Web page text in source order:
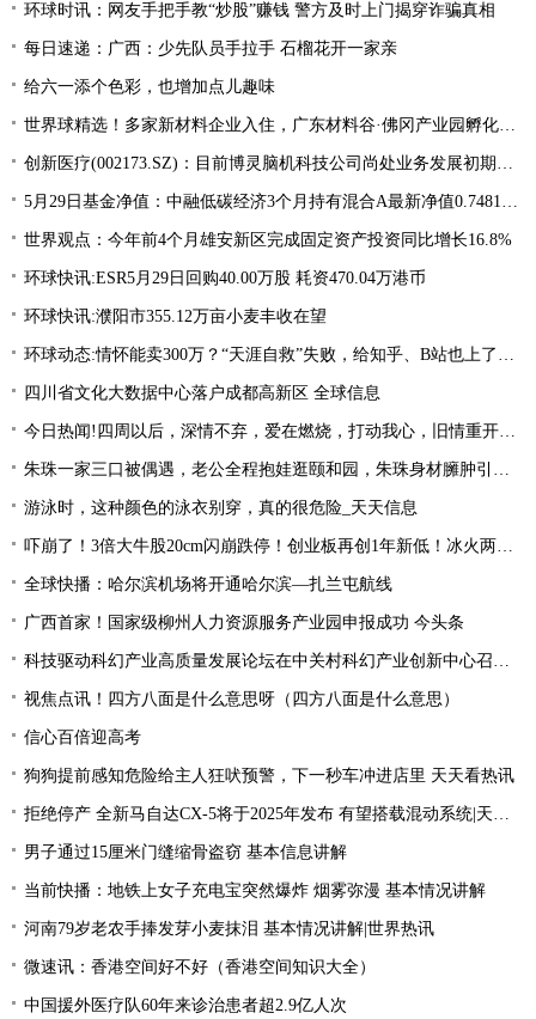
环球时讯：网友手把手教“炒股”赚钱 警方及时上门揭穿诈骗真相
每日速递：广西：少先队员手拉手 石榴花开一家亲
给六一添个色彩，也增加点儿趣味
世界球精选！多家新材料企业入住，广东材料谷·佛冈产业园孵化器开业
创新医疗(002173.SZ)：目前博灵脑机科技公司尚处业务发展初期阶段 热议
5月29日基金净值：中融低碳经济3个月持有混合A最新净值0.7481，涨0.79%
世界观点：今年前4个月雄安新区完成固定资产投资同比增长16.8%
环球快讯:ESR5月29日回购40.00万股 耗资470.04万港币
环球快讯:濮阳市355.12万亩小麦丰收在望
环球动态:情怀能卖300万？“天涯自救”失败，给知乎、B站也上了一课
四川省文化大数据中心落户成都高新区 全球信息
今日热闻!四周以后，深情不弃，爱在燃烧，打动我心，旧情重开，终相拥复合
朱珠一家三口被偶遇，老公全程抱娃逛颐和园，朱珠身材臃肿引争议_天天热推荐
游泳时，这种颜色的泳衣别穿，真的很危险_天天信息
吓崩了！3倍大牛股20cm闪崩跌停！创业板再创1年新低！冰火两重天行情，该如何把握？ 今日快讯
全球快播：哈尔滨机场将开通哈尔滨—扎兰屯航线
广西首家！国家级柳州人力资源服务产业园申报成功 今头条
科技驱动科幻产业高质量发展论坛在中关村科幻产业创新中心召开 天天通讯
视焦点讯！四方八面是什么意思呀（四方八面是什么意思）
信心百倍迎高考
狗狗提前感知危险给主人狂吠预警，下一秒车冲进店里 天天看热讯
拒绝停产 全新马自达CX-5将于2025年发布 有望搭载混动系统|天天聚看点
男子通过15厘米门缝缩骨盗窃 基本信息讲解
当前快播：地铁上女子充电宝突然爆炸 烟雾弥漫 基本情况讲解
河南79岁老农手捧发芽小麦抹泪 基本情况讲解|世界热讯
微速讯：香港空间好不好（香港空间知识大全）
中国援外医疗队60年来诊治患者超2.9亿人次